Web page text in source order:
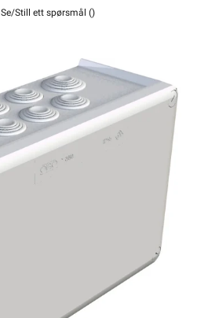
Se/Still ett spørsmål ()